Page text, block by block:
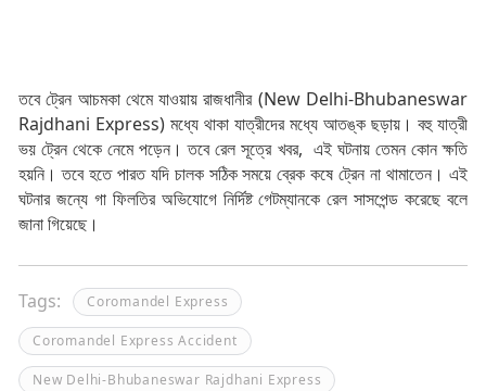
তবে ট্রেন আচমকা থেমে যাওয়ায় রাজধানীর (New Delhi-Bhubaneswar
Rajdhani Express) মধ্যে থাকা যাত্রীদের মধ্যে আতঙ্ক ছড়ায়। বহু যাত্রী
ভয় ট্রেন থেকে নেমে পড়েন। তবে রেল সূত্রে খবর, এই ঘটনায় তেমন কোন ক্ষতি
হয়নি। তবে হতে পারত যদি চালক সঠিক সময়ে ব্রেক কষে ট্রেন না থামাতেন। এই
ঘটনার জন্যে গা ফিলতির অভিযোগে নির্দিষ্ট গেটম্যানকে রেল সাসপেন্ড করেছে বলে
জানা গিয়েছে।
Tags: Coromandel Express
Coromandel Express Accident
New Delhi-Bhubaneswar Rajdhani Express